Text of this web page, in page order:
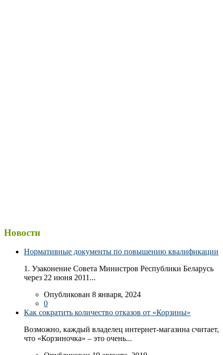
Новости
Нормативные документы по повышению квалификации
1. Узаконение Совета Министров Республики Беларусь
через 22 июня 2011...
Опубликован 8 января, 2024
0
Как сократить количество отказов от «Корзины»
Возможно, каждый владелец интернет-магазина считает,
что «Корзиночка» – это очень...